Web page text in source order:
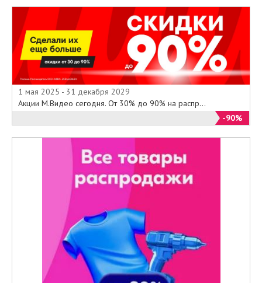
для кухни и смесители ; технику
для уборки , мелкую кухонную
технику , стиральные и сушильные
машины , пылесосы т.д. Все
представляемые модели
сопровождаются подробным
описанием .
Воспользовавшись фирменными
Каталогами товаров
HOTPOINTARISTON Вы сможете
легко выбрать любую нужную
вам технику и узнать обо всех ее
характеристиках ещё до похода
за ней в магазин .
Ознакомиться с новыми
Каталогами товаров
HOTPOINTARISTON Вы можете в
специальном разделе "Каталоги
товаров " на нашем сайте .
Срок действия предложения с 01
сентября 2014 по 31 декабря
2017 года .
1 мая 2025 - 31 декабря 2029
Акции М.Видео сегодня. От 30% до 90% на распр...
-90%